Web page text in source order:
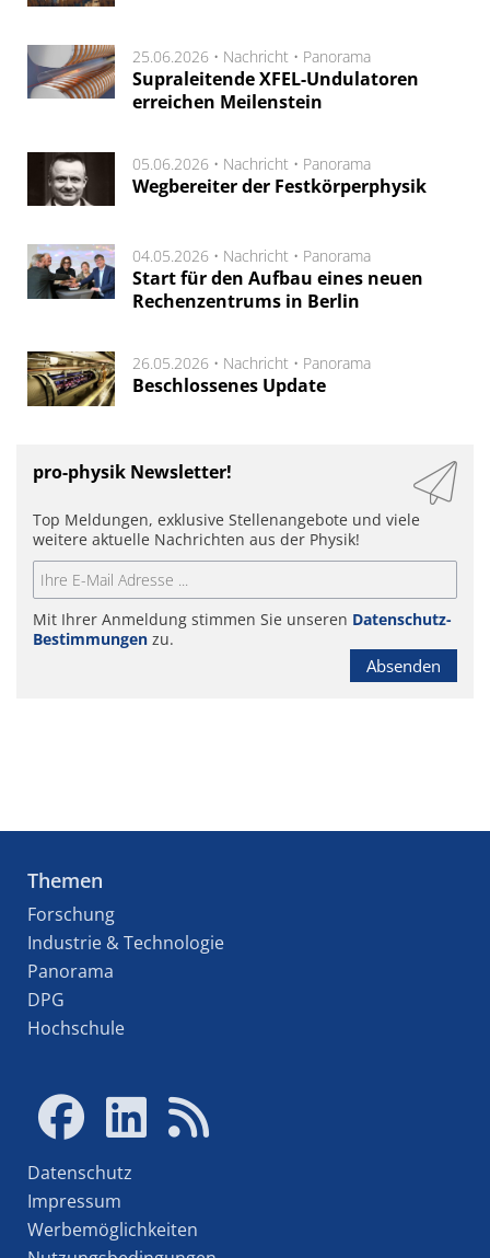
25.06.2026 • Nachricht • Panorama
Supraleitende XFEL-Undulatoren
erreichen Meilenstein
05.06.2026 • Nachricht • Panorama
Wegbereiter der Festkörperphysik
04.05.2026 • Nachricht • Panorama
Start für den Aufbau eines neuen
Rechenzentrums in Berlin
26.05.2026 • Nachricht • Panorama
Beschlossenes Update
pro-physik Newsletter!
Top Meldungen, exklusive Stellenangebote und viele
weitere aktuelle Nachrichten aus der Physik!
Mit Ihrer Anmeldung stimmen Sie unseren Datenschutz-
Bestimmungen zu.
Absenden
Themen
Forschung
Industrie & Technologie
Panorama
DPG
Hochschule
Datenschutz
Impressum
Werbemöglichkeiten